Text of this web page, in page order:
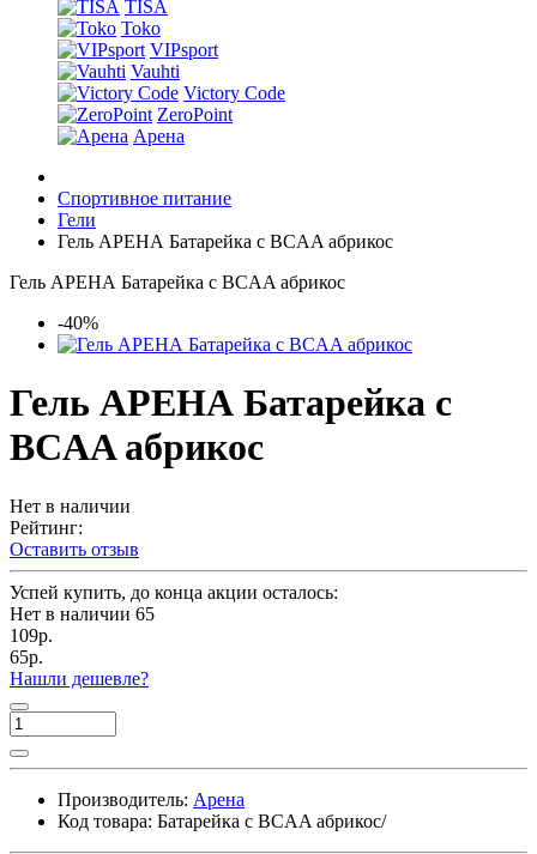
TISA
Toko
VIPsport
Vauhti
Victory Code
ZeroPoint
Арена
Спортивное питание
Гели
Гель АРЕНА Батарейка с BCAA абрикос
Гель АРЕНА Батарейка с BCAA абрикос
-40%
Гель АРЕНА Батарейка с
BCAA абрикос
Нет в наличии
Рейтинг:
Оставить отзыв
Успей купить, до конца акции осталось:
Нет в наличии 65
109р.
65р.
Нашли дешевле?
Производитель: Арена
Код товара: Батарейка с BCAA абрикос/